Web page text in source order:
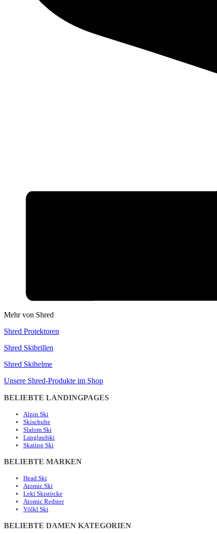
Mehr von Shred
Shred Protektoren
Shred Skibrillen
Shred Skihelme
Unsere Shred-Produkte im Shop
BELIEBTE LANDINGPAGES
Alpin Ski
Skischuhe
Slalom Ski
Langlaufski
Skating Ski
BELIEBTE MARKEN
Head Ski
Atomic Ski
Leki Skistöcke
Atomic Redster
Völkl Ski
BELIEBTE DAMEN KATEGORIEN